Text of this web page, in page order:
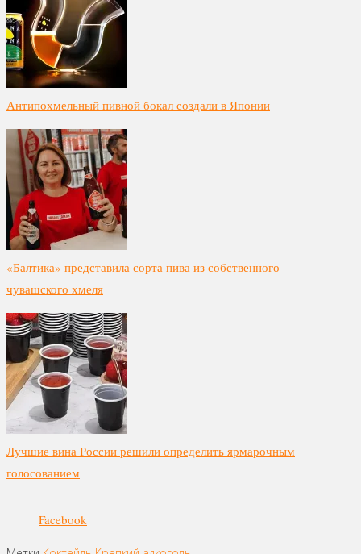
Антипохмельный пивной бокал создали в Японии
«Балтика» представила сорта пива из собственного
чувашского хмеля
Лучшие вина России решили определить ярмарочным
голосованием
Facebook